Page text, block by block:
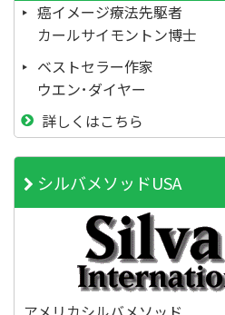
癌イメージ療法先駆者
カールサイモントン博士
ベストセラー作家
ウエン･ダイヤー
詳しくはこちら
シルバメソッドUSA